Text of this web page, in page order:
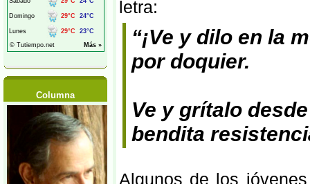
Columna
letra:
“¡Ve y dilo en la
por doquier.
Ve y grítalo
bendita
Algunos de los